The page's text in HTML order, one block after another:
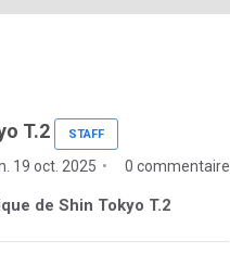
T.2 STAFF
19 oct. 2025 0 commentaire
de Shin Tokyo T.2